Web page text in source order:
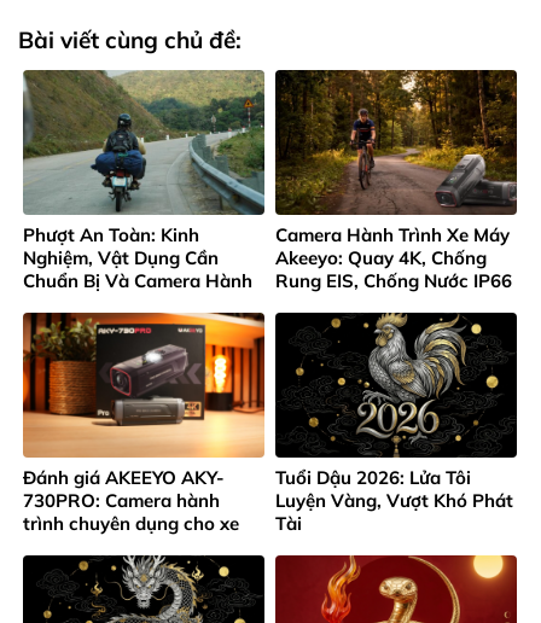
Bài viết cùng chủ đề:
Phượt An Toàn: Kinh
Nghiệm, Vật Dụng Cần
Chuẩn Bị Và Camera Hành
Camera Hành Trình Xe Máy
Akeeyo: Quay 4K, Chống
Rung EIS, Chống Nước IP66
Đánh giá AKEEYO AKY-
730PRO: Camera hành
trình chuyên dụng cho xe
Tuổi Dậu 2026: Lửa Tôi
Luyện Vàng, Vượt Khó Phát
Tài